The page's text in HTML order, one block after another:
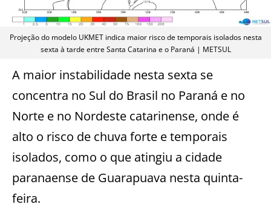
Projeção do modelo UKMET indica maior risco de temporais isolados nesta
sexta à tarde entre Santa Catarina e o Paraná | METSUL
A maior instabilidade nesta sexta se
concentra no Sul do Brasil no Paraná e no
Norte e no Nordeste catarinense, onde é
alto o risco de chuva forte e temporais
isolados, como o que atingiu a cidade
paranaense de Guarapuava nesta quinta-
feira.